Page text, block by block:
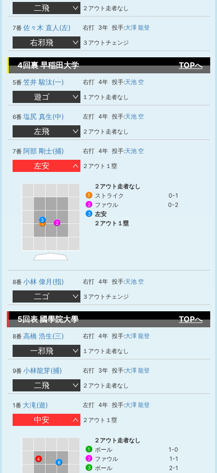
二飛 ２アウト走者なし
7番 佐々木 直人(左) 右打 3年 投手:大澤 龍登
右邪飛 ３アウトチェンジ
4回裏 早稲田大学 TOPへ
5番 笠井 駿汰(一) 右打 4年 投手:天池 空
遊ゴ １アウト走者なし
6番 塩尻 真生(中) 左打 4年 投手:天池 空
左飛 ２アウト走者なし
7番 阿部 剛士(捕) 右打 4年 投手:天池 空
左安 ２アウト１塁
1 2
3
２アウト走者なし
1 ストライク 0-1
2 ファウル 0-2
3
左安
２アウト１塁
8番 小林 偉月(指) 右打 4年 投手:天池 空
二ゴ ３アウトチェンジ
5回表 國學院大學 TOPへ
8番 高橋 浩生(三) 右打 4年 投手:大澤 龍登
一邪飛 １アウト走者なし
9番 小林龍芽(捕) 右打 3年 投手:大澤 龍登
二飛 ２アウト走者なし
1番 大滝(遊) 左打 4年 投手:大澤 龍登
中安 ２アウト１塁
4
6
２アウト走者なし
1 ボール 1-0
2 ファウル 1-1
3 ボール 2-1